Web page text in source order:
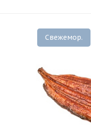
Свежемор.